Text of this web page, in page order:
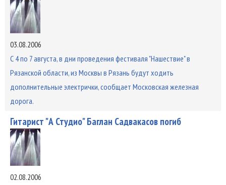
03.08.2006
С 4 по 7 августа, в дни проведения фестиваля "Нашествие" в
Рязанской области, из Москвы в Рязань будут ходить
дополнительные электрички, сообщает Московская железная
дорога.
Гитарист "А Студио" Баглан Садвакасов погиб
02.08.2006